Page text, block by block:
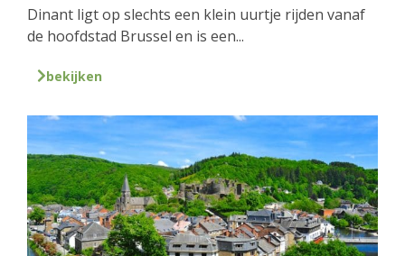
Dinant ligt op slechts een klein uurtje rijden vanaf
de hoofdstad Brussel en is een...
bekijken